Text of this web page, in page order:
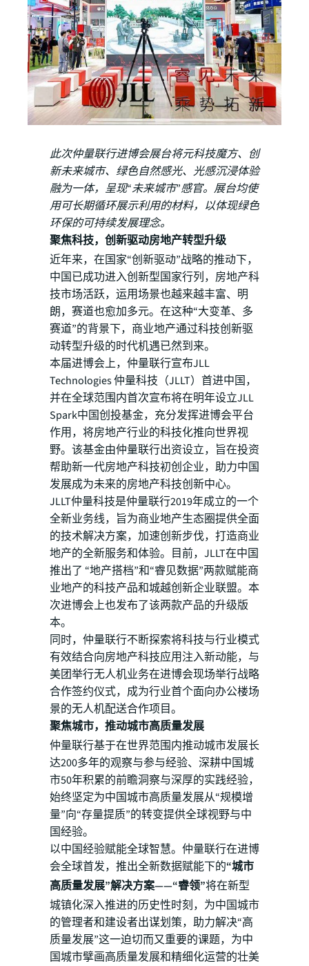
此次仲量联行进博会展台将元科技魔方、创
新未来城市、绿色自然感光、光感沉浸体验
融为一体，呈现“未来城市”感官。展台均使
用可长期循环展示利用的材料，以体现绿色
环保的可持续发展理念。
聚焦科技，创新驱动房地产转型升级
近年来，在国家“创新驱动”战略的推动下，
中国已成功进入创新型国家行列，房地产科
技市场活跃，运用场景也越来越丰富、明
朗，赛道也愈加多元。在这种“大变革、多
赛道”的背景下，商业地产通过科技创新驱
动转型升级的时代机遇已然到来。
本届进博会上，仲量联行宣布JLL
Technologies 仲量科技（JLLT）首进中国，
并在全球范围内首次宣布将在明年设立JLL
Spark中国创投基金，充分发挥进博会平台
作用，将房地产行业的科技化推向世界视
野。该基金由仲量联行出资设立，旨在投资
帮助新一代房地产科技初创企业，助力中国
发展成为未来的房地产科技创新中心。
JLLT仲量科技是仲量联行2019年成立的一个
全新业务线，旨为商业地产生态圈提供全面
的技术解决方案，加速创新步伐，打造商业
地产的全新服务和体验。目前，JLLT在中国
推出了 “地产搭档”和“睿见数据”两款赋能商
业地产的科技产品和城越创新企业联盟。本
次进博会上也发布了该两款产品的升级版
本。
同时，仲量联行不断探索将科技与行业模式
有效结合向房地产科技应用注入新动能，与
美团举行无人机业务在进博会现场举行战略
合作签约仪式，成为行业首个面向办公楼场
景的无人机配送合作项目。
聚焦城市，推动城市高质量发展
仲量联行基于在世界范围内推动城市发展长
达200多年的观察与参与经验、深耕中国城
市50年积累的前瞻洞察与深厚的实践经验，
始终坚定为中国城市高质量发展从“规模增
量”向“存量提质”的转变提供全球视野与中
国经验。
以中国经验赋能全球智慧。仲量联行在进博
会全球首发，推出全新数据赋能下的“城市
高质量发展”解决方案——“睿领”将在新型
城镇化深入推进的历史性时刻，为中国城市
的管理者和建设者出谋划策，助力解决“高
质量发展”这一迫切而又重要的课题，为中
国城市擘画高质量发展和精细化运营的壮美